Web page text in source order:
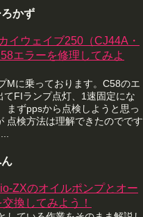
かず
イウェイブ250（CJ44A・
エラーを修理してみよ
Mに乗っております。C58のエ
てFIランプ点灯、1速固定にな
まずppsから点検しようと思っ
点検方法は理解できたのでです
ZXのオイルポンプとオー
換してみよう！